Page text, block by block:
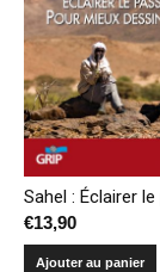
€13,90
Ajouter au panier